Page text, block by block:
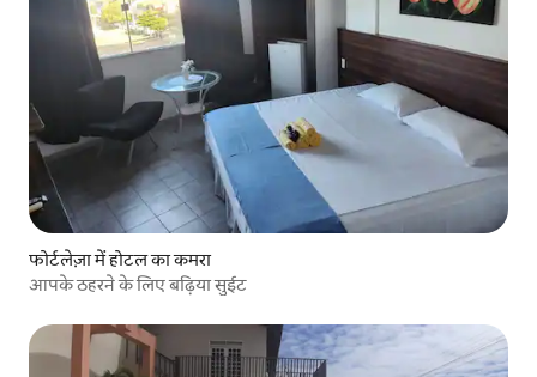
फोर्टलेज़ा में होटल का कमरा
आपके ठहरने के लिए बढ़िया सुईट